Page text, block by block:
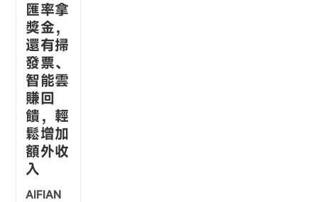
匯率拿
獎金，
還有掃
發票、
智能雲
賺回
饋，輕
鬆增加
額外收
入
AIFIAN